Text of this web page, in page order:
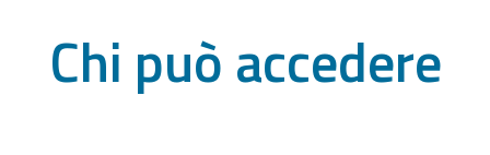
Chi può accedere